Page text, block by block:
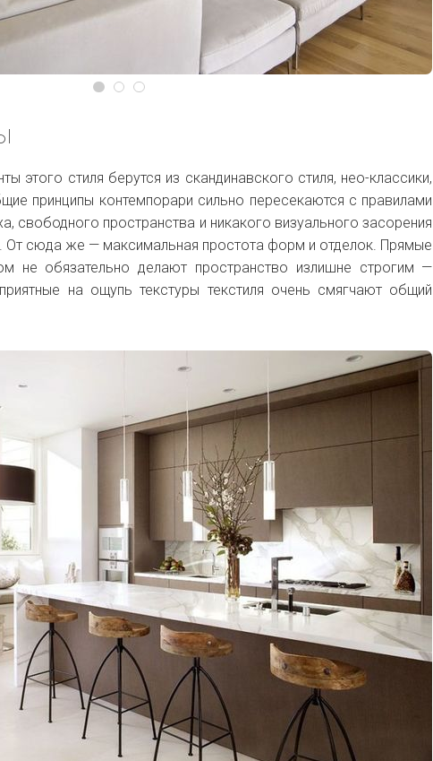
этого стиля берутся из скандинавского стиля, нео-классики,
принципы контемпорари сильно пересекаются с правилами
свободного пространства и никакого визуального засорения
От сюда же — максимальная простота форм и отделок. Прямые
не обязательно делают пространство излишне строгим —
на ощупь текстуры текстиля очень смягчают общий